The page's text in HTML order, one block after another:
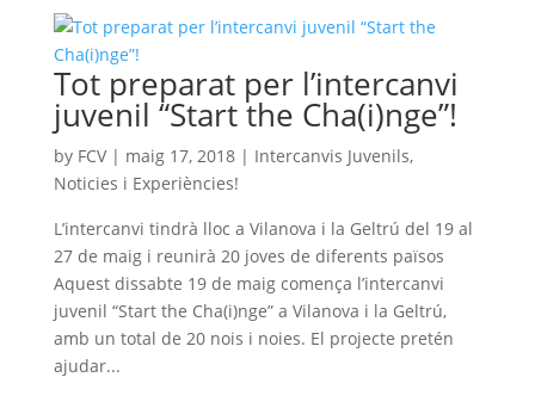
Tot preparat per l’intercanvi
juvenil “Start the Cha(i)nge”!
by FCV| maig 17, 2018| Intercanvis Juvenils,
Noticies i Experiències!
L’intercanvi tindrà lloc a Vilanova i la Geltrú del 19 al
27 de maig i reunirà 20 joves de diferents països
Aquest dissabte 19 de maig comença l’intercanvi
juvenil “Start the Cha(i)nge” a Vilanova i la Geltrú,
amb un total de 20 nois i noies. El projecte pretén
ajudar...